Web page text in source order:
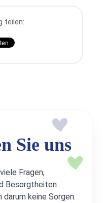
teilen:
Sie uns
Fragen,
Besorgtheiten
keine Sorgen.